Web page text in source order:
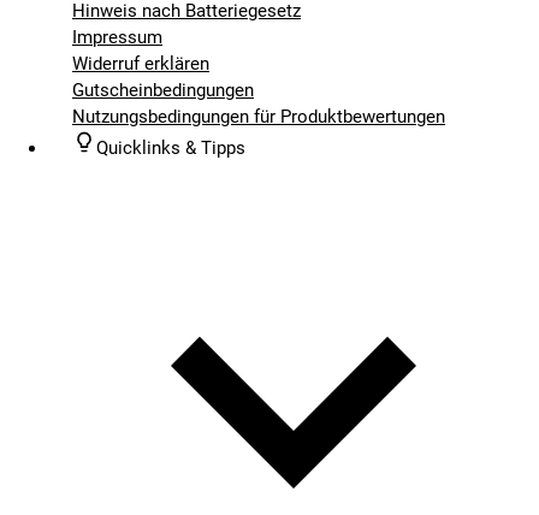
Hinweis nach Batteriegesetz
Impressum
Widerruf erklären
Gutscheinbedingungen
Nutzungsbedingungen für Produktbewertungen
Quicklinks & Tipps